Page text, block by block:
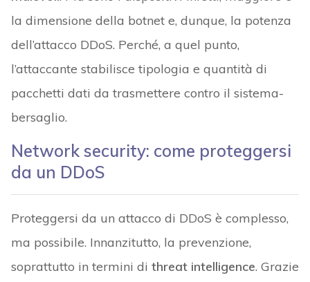
la dimensione della botnet e, dunque, la potenza
dell’attacco DDoS. Perché, a quel punto,
l’attaccante stabilisce tipologia e quantità di
pacchetti dati da trasmettere contro il sistema-
bersaglio.
Network security: come proteggersi
da un DDoS
Proteggersi da un attacco di DDoS è complesso,
ma possibile. Innanzitutto, la prevenzione,
soprattutto in termini di threat intelligence. Grazie